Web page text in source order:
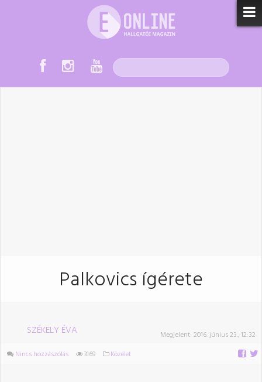
Palkovics ígérete
SZÉKELY ÉVA Megjelent: 2016. június 23., 12:32
Nincs hozzászólás 3169 Közélet